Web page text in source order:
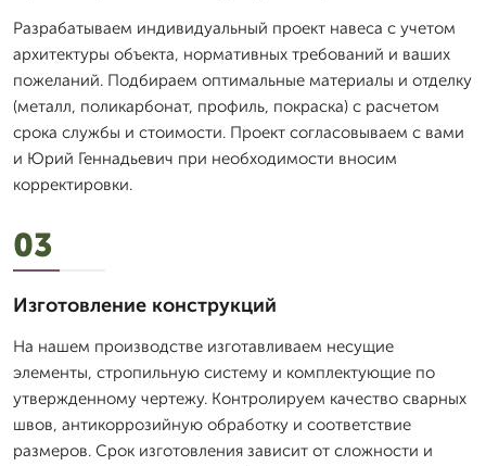
Разрабатываем индивидуальный проект навеса с учетом
архитектуры объекта, нормативных требований и ваших
пожеланий. Подбираем оптимальные материалы и отделку
(металл, поликарбонат, профиль, покраска) с расчетом
срока службы и стоимости. Проект согласовываем с вами
и Юрий Геннадьевич при необходимости вносим
корректировки.
03
Изготовление конструкций
На нашем производстве изготавливаем несущие
элементы, стропильную систему и комплектующие по
утвержденному чертежу. Контролируем качество сварных
швов, антикоррозийную обработку и соответствие
размеров. Срок изготовления зависит от сложности и